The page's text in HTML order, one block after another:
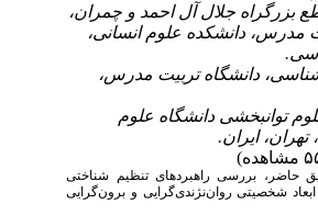
بزرگراه جلال آل احمد و چمران،
مدرس، دانشکده علوم انسانی،
دانشگاه تربیت مدرس،
توانبخشی دانشگاه علوم
ایران.
بررسی راهبردهای تنظیم شناختی
شخصیتی روان‌نژندی‌گرایی و برون‌گرایی